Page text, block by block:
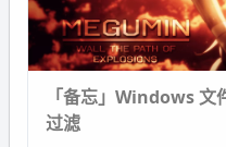
「备忘」Windows 文
过滤